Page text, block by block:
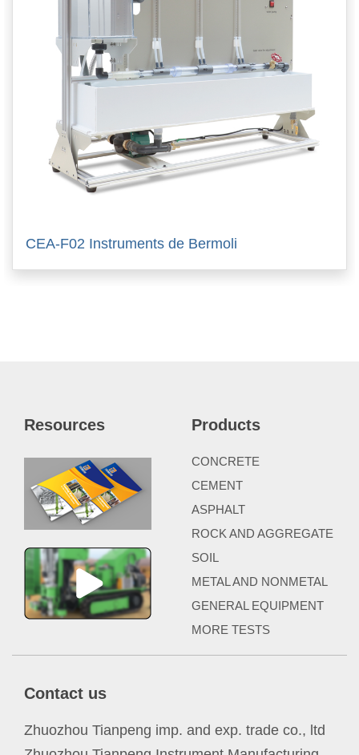
CEA-F02 Instruments de Bermoli
Resources Products
CONCRETE
CEMENT
ASPHALT
ROCK AND AGGREGATE
SOIL
METAL AND NONMETAL
GENERAL EQUIPMENT
MORE TESTS
Contact us
Zhuozhou Tianpeng imp. and exp. trade co., ltd